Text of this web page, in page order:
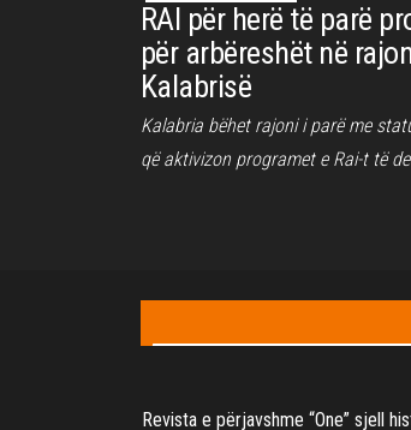
RAI për herë të parë
për arbëreshët në
Kalabrisë
Kalabria bëhet rajoni i parë me
që aktivizon programet e Rai-t të
Revista e përjavshme “One” sjell